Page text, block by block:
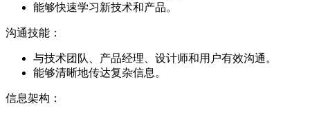
能够快速学习新技术和产品。
沟通技能：
与技术团队、产品经理、设计师和用户有效沟通。
能够清晰地传达复杂信息。
信息架构：